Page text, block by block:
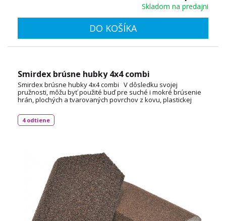
Skladom na predajni
DO KOŠÍKA
Smirdex brúsne hubky 4x4 combi
Smirdex brúsne hubky 4x4 combi V dôsledku svojej
pružnosti, môžu byť použité buď pre suché i mokré brúsenie
hrán, plochých a tvarovaných povrchov z kovu, plastickej
potiahnuté aj oxidom hlinitým aj karbidom kremíka a zrná sú
lepené špeciálnou živicou.
4 odtiene